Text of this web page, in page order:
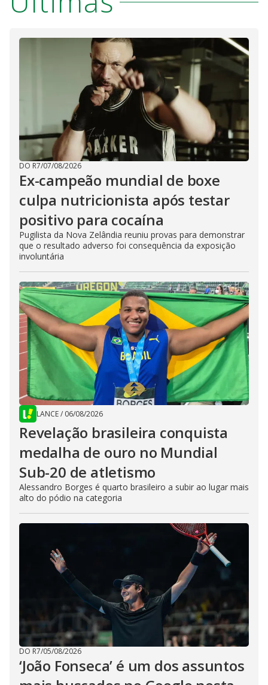
DO R7/07/08/2026
Ex-campeão mundial de boxe
culpa nutricionista após testar
positivo para cocaína
Pugilista da Nova Zelândia reuniu provas para demonstrar
que o resultado adverso foi consequência da exposição
involuntária
LANCE/ 06/08/2026
Revelação brasileira conquista
medalha de ouro no Mundial
Sub-20 de atletismo
Alessandro Borges é quarto brasileiro a subir ao lugar mais
alto do pódio na categoria
DO R7/05/08/2026
‘João Fonseca’ é um dos assuntos